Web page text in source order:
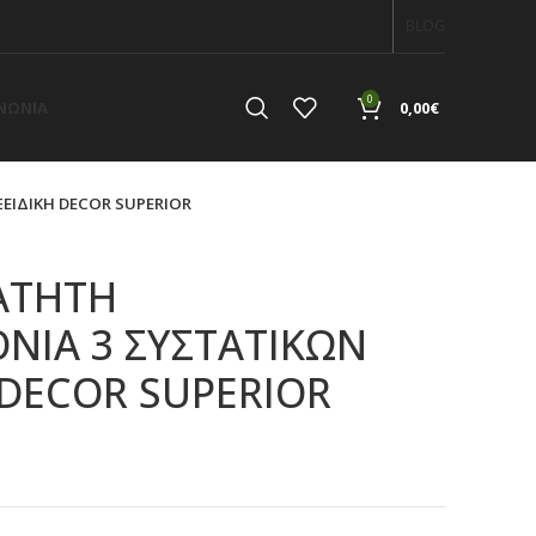
0 0,00€
DECOR SUPERIOR
3 ΣΥΣΤΑΤΙΚΩΝ
SUPERIOR